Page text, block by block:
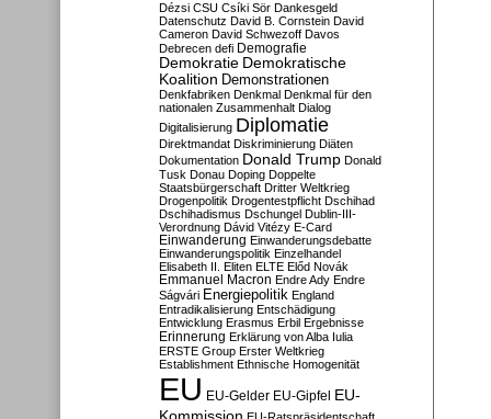
Dézsi CSU Csíki Sör Dankesgeld
Datenschutz David B. Cornstein David
Cameron David Schwezoff Davos
Debrecen defi Demografie
Demokratie Demokratische
Koalition Demonstrationen
Denkfabriken Denkmal Denkmal für den
nationalen Zusammenhalt Dialog
Digitalisierung Diplomatie
Direktmandat Diskriminierung Diäten
Dokumentation Donald Trump Donald
Tusk Donau Doping Doppelte
Staatsbürgerschaft Dritter Weltkrieg
Drogenpolitik Drogentestpflicht Dschihad
Dschihadismus Dschungel Dublin-III-
Verordnung Dávid Vitézy E-Card
Einwanderung Einwanderungsdebatte
Einwanderungspolitik Einzelhandel
Elisabeth II. Eliten ELTE Előd Novák
Emmanuel Macron Endre Ady Endre
Ságvári Energiepolitik England
Entradikalisierung Entschädigung
Entwicklung Erasmus Erbil Ergebnisse
Erinnerung Erklärung von Alba Iulia
ERSTE Group Erster Weltkrieg
Establishment Ethnische Homogenität
EU EU-Gelder EU-Gipfel EU-